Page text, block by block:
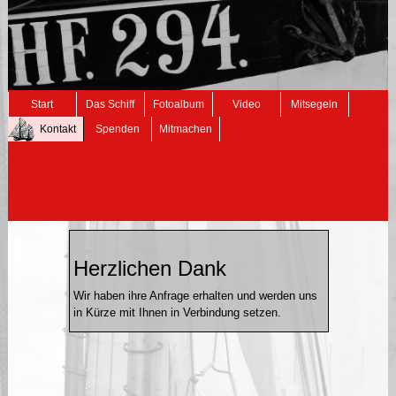
Navigation
überspringen
Start Das Schiff Fotoalbum Video
Mitsegeln
Kontakt
Spenden Mitmachen
Herzlichen Dank
Wir haben ihre Anfrage erhalten und werden uns
in Kürze mit Ihnen in Verbindung setzen.